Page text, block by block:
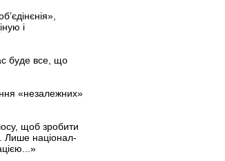
і
буде все, що
«незалежних»
щоб зробити
Лише націонал-